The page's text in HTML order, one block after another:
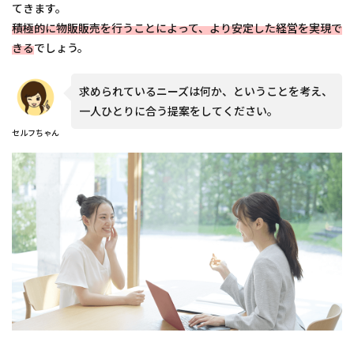
てきます。
積極的に物販販売を行うことによって、より安定した経営を実現で
きるでしょう。
セルフちゃん
求められているニーズは何か、ということを考え、
一人ひとりに合う提案をしてください。